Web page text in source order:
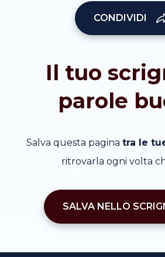
CONDIVIDI
Il tuo
parole
Salva questa pagina tra le
ritrovarla ogni volta
SALVA NELLO